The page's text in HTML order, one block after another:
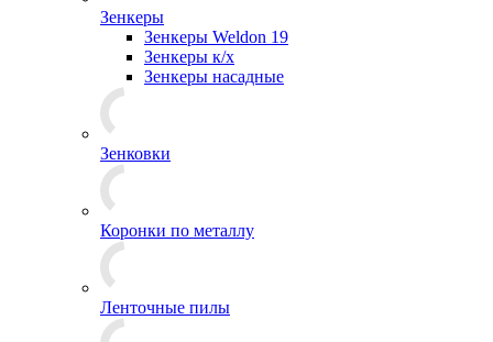
Зенкеры
Зенкеры Weldon 19
Зенкеры к/х
Зенкеры насадные
Зенковки
Коронки по металлу
Ленточные пилы